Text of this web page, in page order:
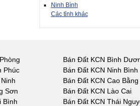
Ninh Bình
Các tỉnh khác
Bán Đất KCN Bình
Phúc
Bán Đất KCN Ninh Bình
Bán Đất KCN Cao Bằng
Sơn
Bán Đất KCN Lào Cai
Bình
Bán Đất KCN Thái